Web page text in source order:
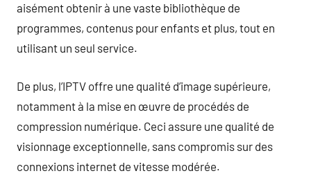
aisément obtenir à une vaste bibliothèque de
programmes, contenus pour enfants et plus, tout en
utilisant un seul service.
De plus, l’IPTV offre une qualité d’image supérieure,
notamment à la mise en œuvre de procédés de
compression numérique. Ceci assure une qualité de
visionnage exceptionnelle, sans compromis sur des
connexions internet de vitesse modérée.